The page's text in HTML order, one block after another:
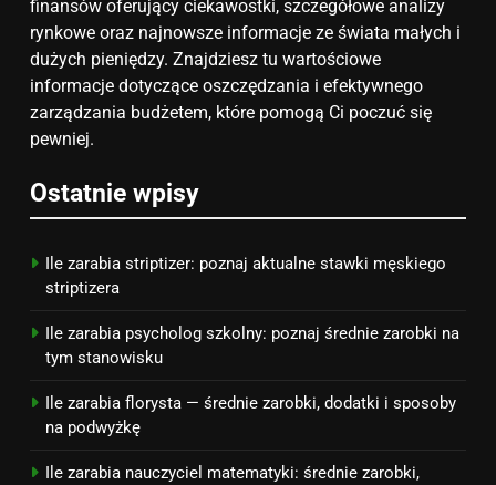
6
Akcje charytatywne w szkole:
pomysły i przykłady, które
zainspirują
ZAROBKI
Jak przygotować się finansowo
kosztuje i jak zaplanować
PORADY
PRACA
finansów oferujący ciekawostki, szczegółowe analizy
rynkowe oraz najnowsze informacje ze świata małych i
dużych pieniędzy. Znajdziesz tu wartościowe
informacje dotyczące oszczędzania i efektywnego
zarządzania budżetem, które pomogą Ci poczuć się
pewniej.
Ostatnie wpisy
Ile zarabia striptizer: poznaj aktualne stawki męskiego
striptizera
Ile zarabia psycholog szkolny: poznaj średnie zarobki na
tym stanowisku
Ile zarabia florysta — średnie zarobki, dodatki i sposoby
na podwyżkę
Ile zarabia nauczyciel matematyki: średnie zarobki,